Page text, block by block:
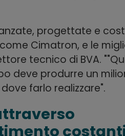
progettate e
Cimatron, e le
tecnico di BVA.
deve produrre un
farlo realizzare".